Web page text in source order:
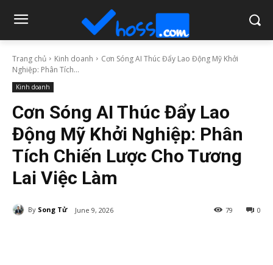
Trang chủ Kinh doanh
Cơn Sóng AI Thúc Đẩy Lao Động Mỹ Khởi
Nghiệp: Phân Tích...
Kinh doanh
Cơn Sóng AI Thúc Đẩy Lao
Động Mỹ Khởi Nghiệp: Phân
Tích Chiến Lược Cho Tương
Lai Việc Làm
By Song Tử June 9, 2026 0
79